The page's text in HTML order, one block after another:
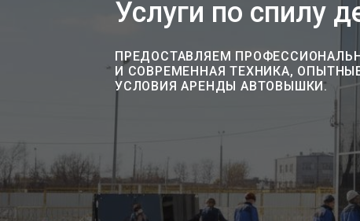
Услуги по спилу
ПРЕДОСТАВЛЯЕМ
И СОВРЕМЕННАЯ ТЕХНИКА,
УСЛОВИЯ АРЕНДЫ АВТОВЫШКИ.